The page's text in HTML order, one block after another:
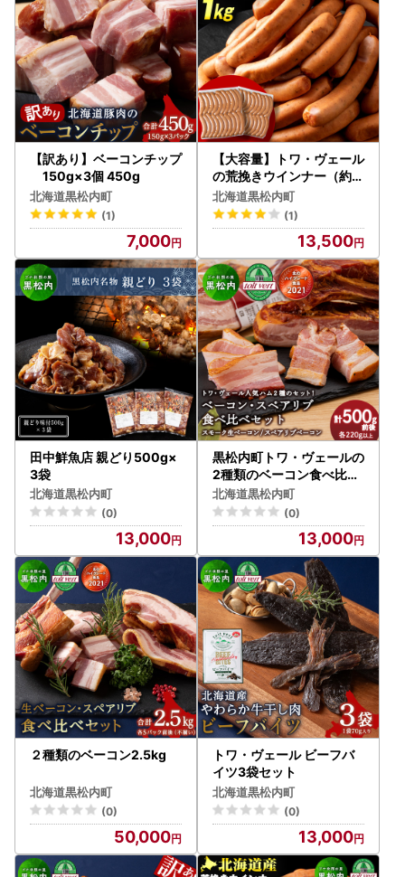
【訳あり】ベーコンチップ
150g×3個 450g
北海道黒松内町
(1)
7,000
【大容量】トワ・ヴェール
の荒挽きウインナー（約1
㎏・40本）黒松内町特産
物手づくり加工センター
北海道黒松内町
(1)
13,500
田中鮮魚店 親どり500g×
3袋
北海道黒松内町
(0)
13,000
黒松内町トワ・ヴェールの
2種類のベーコン食べ比べ
セット 工場直送
北海道黒松内町
(0)
13,000
２種類のベーコン2.5kg
北海道黒松内町
(0)
50,000
トワ・ヴェール ビーフバ
イツ3袋セット
北海道黒松内町
(0)
13,000